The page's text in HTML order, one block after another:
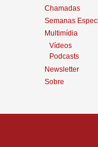
Chamadas
Semanas
Multimídia
Vídeos
Podcasts
Newsletter
Sobre